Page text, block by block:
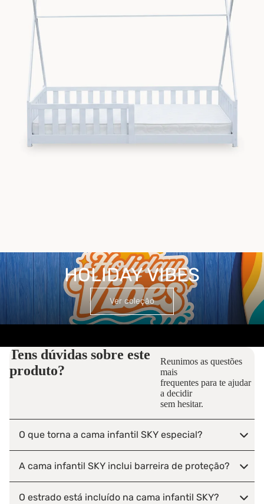
HOLIDAY VIBES
HOLIDAY VIBES
Ver coleção
Tens dúvidas sobre este
produto?
Reunimos as questões
mais
frequentes para te ajudar
a decidir
sem hesitar.
O que torna a cama infantil SKY especial?
A cama infantil SKY inclui barreira de proteção?
O estrado está incluído na cama infantil SKY?